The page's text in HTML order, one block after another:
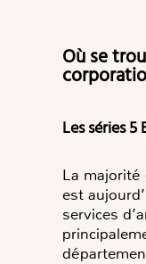
Où se trouvent les archives des
Les séries
La majorité
est
services